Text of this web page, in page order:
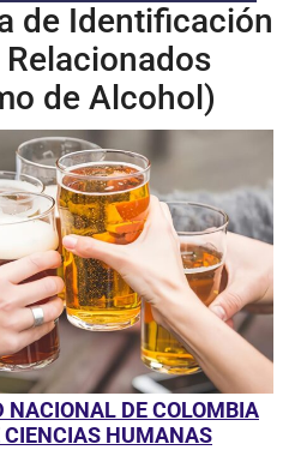
de Identificación
de Alcohol)
NACIONAL DE COLOMBIA
CIENCIAS HUMANAS